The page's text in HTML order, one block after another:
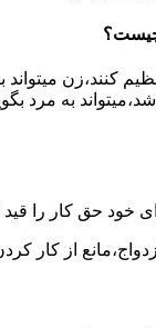
چیست؟
کنند،زن
به مرد
خود حق کار را قید
از کار